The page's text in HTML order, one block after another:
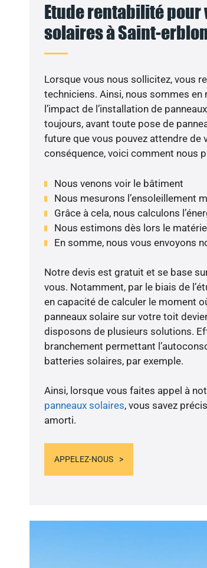
Etude rentabilité pour
solaires à Saint-
Lorsque vous nous sollicitez, vous
techniciens. Ainsi, nous sommes
l’impact de l’installation de
toujours, avant toute pose de
future que vous pouvez attendre de
conséquence, voici comment nous
Nous venons voir le bâtiment
Nous mesurons l’ensoleillement
Grâce à cela, nous calculons
Nous estimons dès lors le
En somme, nous vous envoyons
Notre devis est gratuit et se base
vous. Notamment, par le biais de
en capacité de calculer le moment
panneaux solaire sur votre toit
disposons de plusieurs solutions.
branchement permettant
batteries solaires, par exemple.
Ainsi, lorsque vous faites appel à
panneaux solaires, vous savez
amorti.
APPELEZ-NOUS